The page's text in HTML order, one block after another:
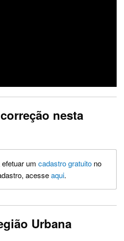
nesta
um cadastro gratuito no
acesseaqui.
Urbana